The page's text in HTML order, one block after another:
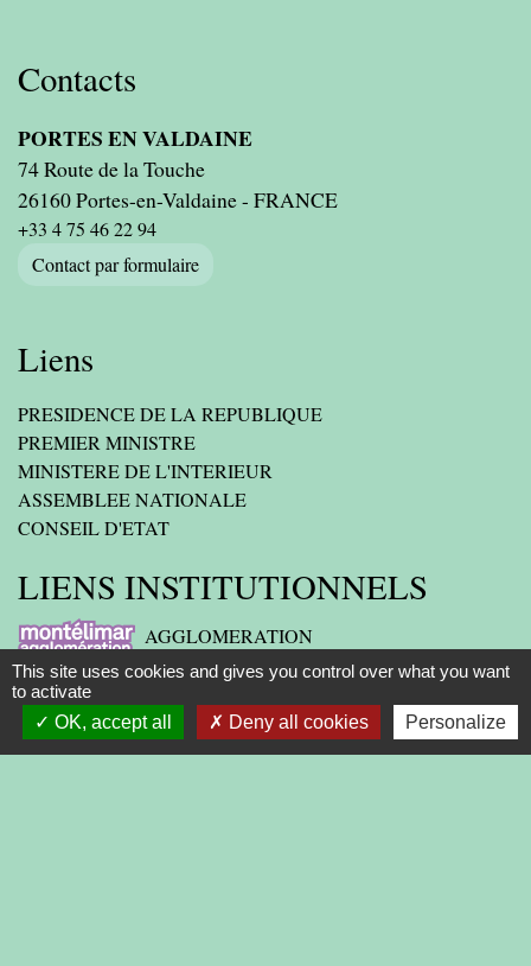
Contacts
PORTES EN VALDAINE
74 Route de la Touche
26160 Portes-en-Valdaine - FRANCE
+33 4 75 46 22 94
Contact par formulaire
Liens
PRESIDENCE DE LA REPUBLIQUE
PREMIER MINISTRE
MINISTERE DE L'INTERIEUR
ASSEMBLEE NATIONALE
CONSEIL D'ETAT
LIENS INSTITUTIONNELS
AGGLOMERATION
DEPARTEMENT DE LA DROME
PREFECTURE DE LA DROME
This site uses cookies and gives you control over what you want
to activate
OK, accept all
Deny all cookies Personalize